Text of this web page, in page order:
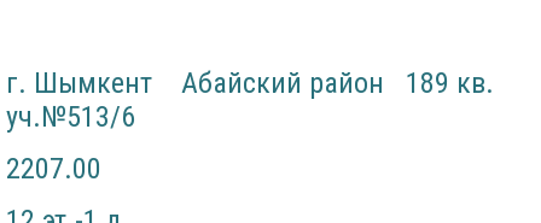
г. Шымкент Абайский район 189 кв.
уч.№513/6
2207.00